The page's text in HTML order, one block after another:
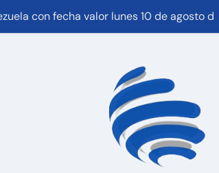
con fecha valor lunes 10 de agosto de
con la vista puesta en el estrecho de
activan el encuentro «Repensando a
la presidencia desde la Casa de Nariño
los futbolistas del Caracas Fútbol Club